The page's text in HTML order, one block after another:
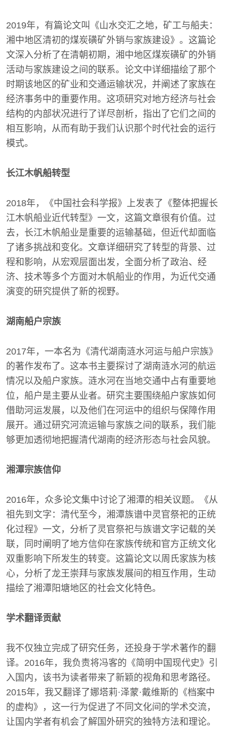
2019年，有篇论文叫《山水交汇之地，矿工与船夫：
湘中地区清初的煤炭磺矿外销与家族建设》。这篇论
文深入分析了在清朝初期，湘中地区煤炭磺矿的外销
活动与家族建设之间的联系。论文中详细描绘了那个
时期该地区的矿业和交通运输状况，并阐述了家族在
经济事务中的重要作用。这项研究对地方经济与社会
结构的内部状况进行了详尽剖析，指出了它们之间的
相互影响，从而有助于我们认识那个时代社会的运行
模式。
长江木帆船转型
2018年，《中国社会科学报》上发表了《整体把握长
江木帆船业近代转型》一文，这篇文章很有价值。过
去，长江木帆船业是重要的运输基础，但近代却面临
了诸多挑战和变化。文章详细研究了转型的背景、过
程和影响，从宏观层面出发，全面分析了政治、经
济、技术等多个方面对木帆船业的作用，为近代交通
演变的研究提供了新的视野。
湖南船户宗族
2017年，一本名为《清代湖南涟水河运与船户宗族》
的著作发布了。这本书主要探讨了湖南涟水河的航运
情况以及船户家族。涟水河在当地交通中占有重要地
位，船户是主要从业者。研究主要围绕船户家族如何
借助河运发展，以及他们在河运中的组织与保障作用
展开。通过研究河流运输与家族之间的联系，我们能
够更加透彻地把握清代湖南的经济形态与社会风貌。
湘潭宗族信仰
2016年，众多论文集中讨论了湘潭的相关议题。《从
祖先到文字：清代至今，湘潭族谱中灵官祭祀的正统
化过程》一文，分析了灵官祭祀与族谱文字记载的关
联，同时阐明了地方信仰在家族传统和官方正统文化
双重影响下所发生的转变。这篇论文以周氏家族为核
心，分析了龙王崇拜与家族发展间的相互作用，生动
描绘了湘潭阳塘地区的社会文化特色。
学术翻译贡献
我不仅独立完成了研究任务，还投身于学术著作的翻
译。2016年，我负责将冯客的《简明中国现代史》引
入国内，该书为读者带来了新颖的视角和思考路径。
2015年，我又翻译了娜塔莉·泽蒙·戴维斯的《档案中
的虚构》，这一行为促进了不同文化间的学术交流，
让国内学者有机会了解国外研究的独特方法和理论。